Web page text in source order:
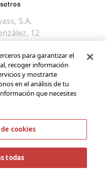
S.A.
12
de la
Spainpara garantizar el
recoger información
y mostrarte
en el análisis de tu
que necesites
cookies
todas